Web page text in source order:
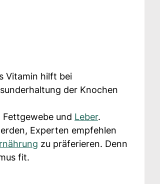
Vitamin hilft bei
der Knochen
und Leber.
Experten empfehlen
zu präferieren. Denn
fit.